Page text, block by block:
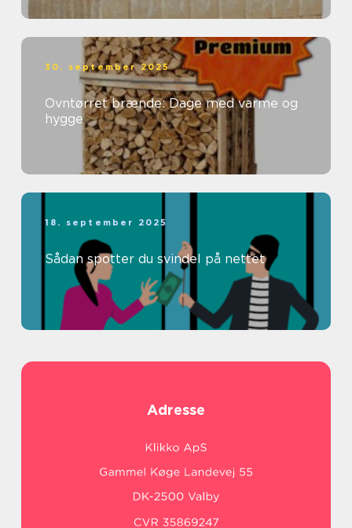
30. september 2025
Ovntørret brænde: Dage med varme og
hygge
18. september 2025
Sådan spotter du svindel på nettet
Adresse